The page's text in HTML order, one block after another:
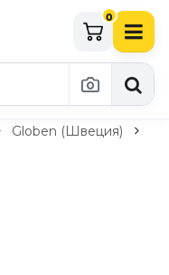
0
Globen (Швеция)